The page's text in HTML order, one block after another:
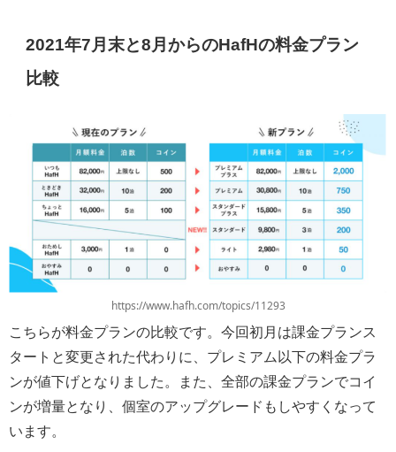
2021年7月末と8月からのHafHの料金プラン
比較
https://www.hafh.com/topics/11293
こちらが料金プランの比較です。今回初月は課金プランス
タートと変更された代わりに、プレミアム以下の料金プラ
ンが値下げとなりました。また、全部の課金プランでコイ
ンが増量となり、個室のアップグレードもしやすくなって
います。